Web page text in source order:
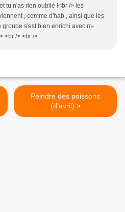
tu n'as rien oublié !<br /> les
, comme d'hab , ainsi que les
s'est bien enrichi avec m-
<br /> <br />
Peindre des poissons
(d'avril) >